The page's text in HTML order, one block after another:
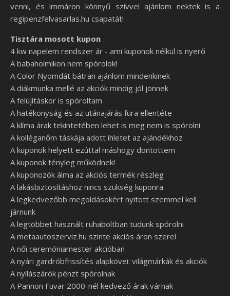
venni, és immáron könnyű szívvel ajánlom nektek is a
regipenzfelvasarlas.hu csapatát!
Tisztára mosott kupon
4 kw napelem rendszer ár - ami kuponok nélkül is nyerő
A babaholmikon nem spórolok!
A Color Nyomdát bátran ajánlom mindenkinek
A diákmunka mellé az akciók mindig jól jönnek
A felújításkor is spóroltam
A hatékonyság és az utánajárás fura ellentéte
A klíma árak tekintetében lehet is meg nem is spórolni
A kolléganőm táskája adott ihletet az ajándékhoz
A kuponok helyett ezúttal máshogy döntöttem
A kuponok tényleg működnek!
A kuponozók álma az akciós termék részleg
A lakásbiztosításhoz nincs szükség kuponra
A legkedvezőbb megoldásokért nyitott szemmel kell
járnunk
A legtöbbet használt ruhaboltban tudunk spórolni
A metaautoszerviz.hu szinte akciós áron szerel
A női ceremóniamester akcióban
A nyári gardróbfrissítés alapkövei: világmárkák és akciók
A nyílászárók pénzt spórolnak
A Pannon Fuvar 2000-nél kedvező árak várnak